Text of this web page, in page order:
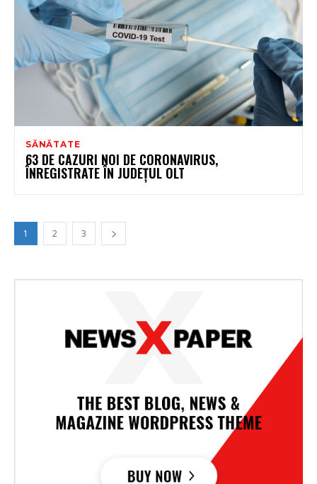
SĂNĂTATE
63 DE CAZURI NOI DE CORONAVIRUS,
ÎNREGISTRATE ÎN JUDEȚUL OLT
1 2 3